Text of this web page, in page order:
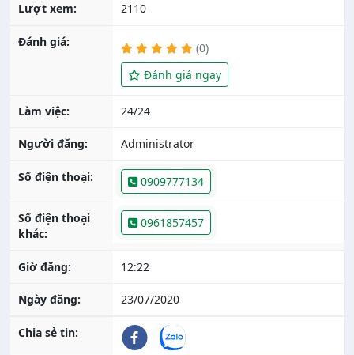
Lượt xem: 2110
Đánh giá:
(0)
Đánh giá ngay
Làm việc: 24/24
Người đăng: Administrator
Số điện thoại: 0909777134
Số điện thoại
khác:
0961857457
Giờ đăng: 12:22
Ngày đăng: 23/07/2020
Chia sẻ tin: